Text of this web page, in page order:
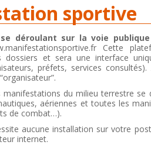
sportive
déroulant sur la voie publique
Cette
dossiers et sera une interface
préfets, services
du milieu terrestre se
aériennes et toutes les
de combat…).
aucune installation sur votre
internet.